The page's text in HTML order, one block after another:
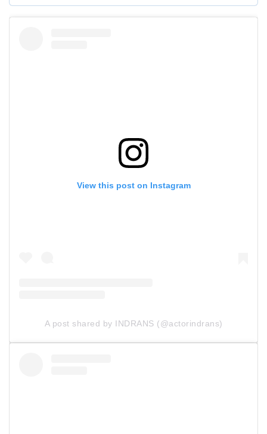
View this post on Instagram
A post shared by INDRANS (@actorindrans)